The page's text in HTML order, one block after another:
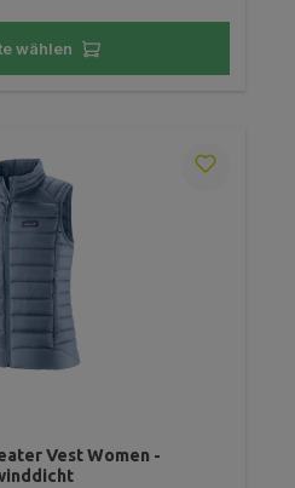
wählen
Vest Women -